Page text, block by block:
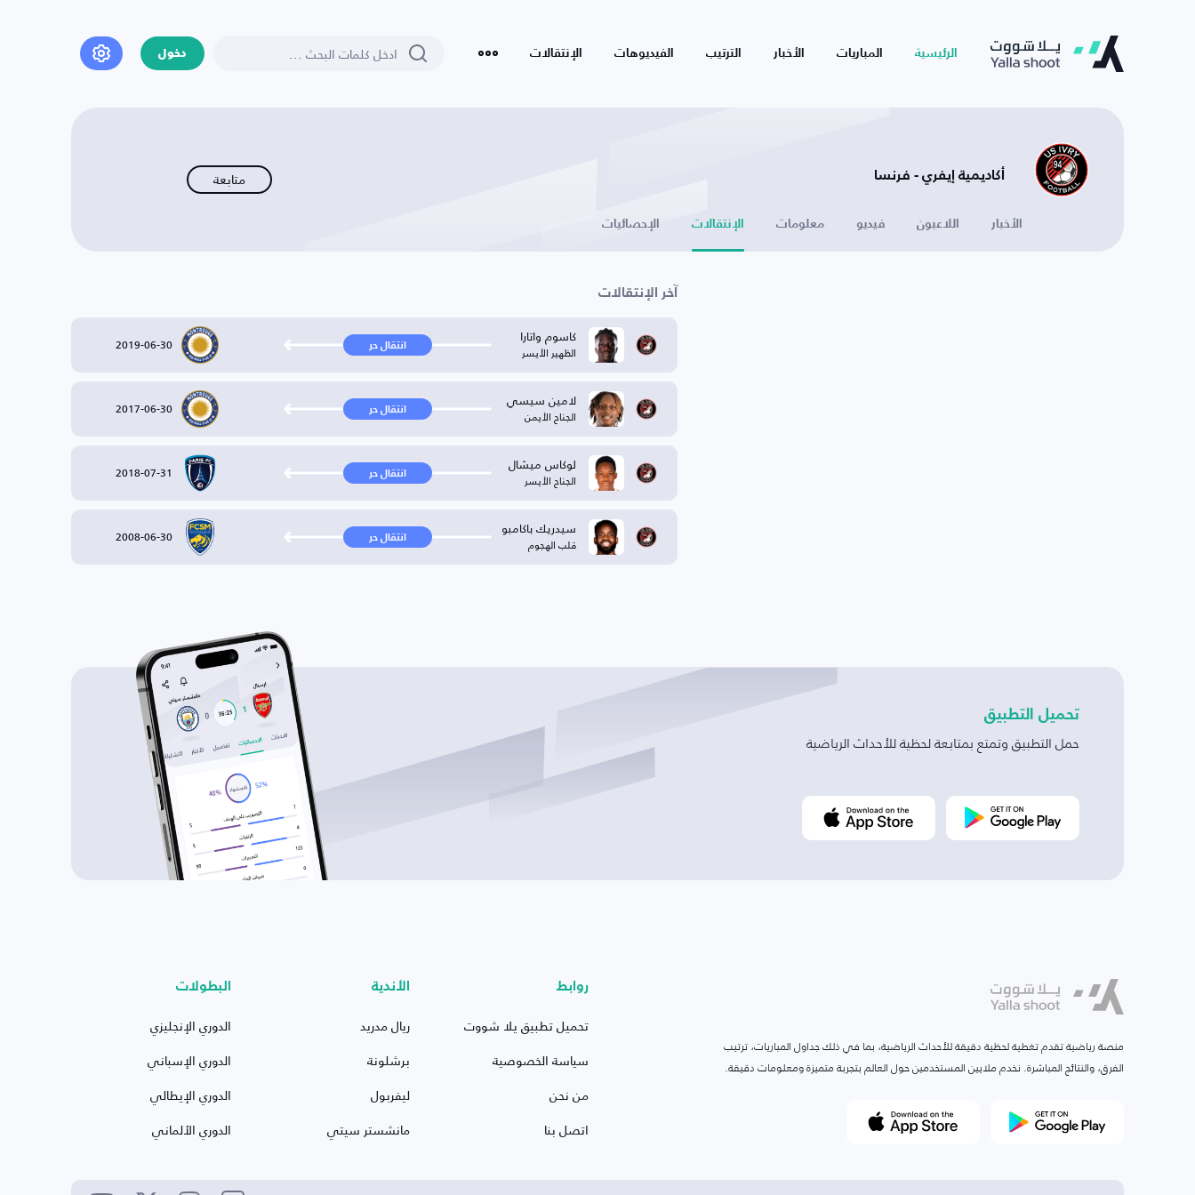
الرئيسية المباريات الأخبار الترتيب الفيديوهات الإنتقالات دخول
أكاديمية إيفري - فرنسا متابعة
الأخبار اللاعبون فيديو معلومات الإنتقالات الإحصائيات
آخر الإنتقالات
كاسوم واتارا
الظهير الأيسر انتقال حر 2019-06-30
لامين سيسي
الجناح الأيمن انتقال حر 2017-06-30
لوكاس ميشال
الجناح الأيسر انتقال حر 2018-07-31
سيدريك باكامبو
قلب الهجوم انتقال حر 2008-06-30
تحميل التطبيق
حمل التطبيق وتمتع بمتابعة لحظية للأحداث الرياضية
منصة رياضية تقدم تغطية لحظية دقيقة للأحداث الرياضية، بما في ذلك جداول المباريات، ترتيب
الفرق، والنتائج المباشرة. نخدم ملايين المستخدمين حول العالم بتجربة متميزة ومعلومات دقيقة.
روابط
تحميل تطبيق يلا شووت
سياسة الخصوصية
من نحن
اتصل بنا
الأندية
ريال مدريد
برشلونة
ليفربول
مانشستر سيتي
البطولات
الدوري الإنجليزي
الدوري الإسباني
الدوري الإيطالي
الدوري الألماني